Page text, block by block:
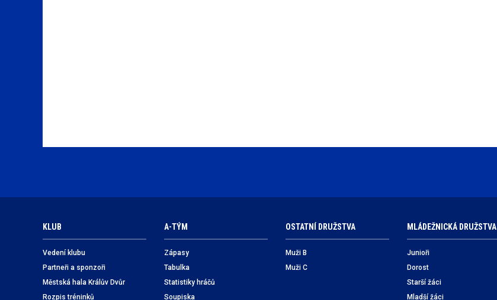
KLUB
Vedení klubu
Partneři a sponzoři
Městská hala Králův Dvůr
Rozpis tréninků
A-TÝM
Zápasy
Tabulka
Statistiky hráčů
Soupiska
OSTATNÍ DRUŽSTVA
Muži B
Muži C
MLÁDEŽNICKÁ DRUŽSTVA
Junioři
Dorost
Starší žáci
Mladší žáci